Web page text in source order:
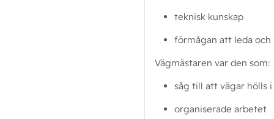
teknisk kunskap
förmågan att leda och
Vägmästaren var den som:
såg till att vägar hölls i
organiserade arbetet